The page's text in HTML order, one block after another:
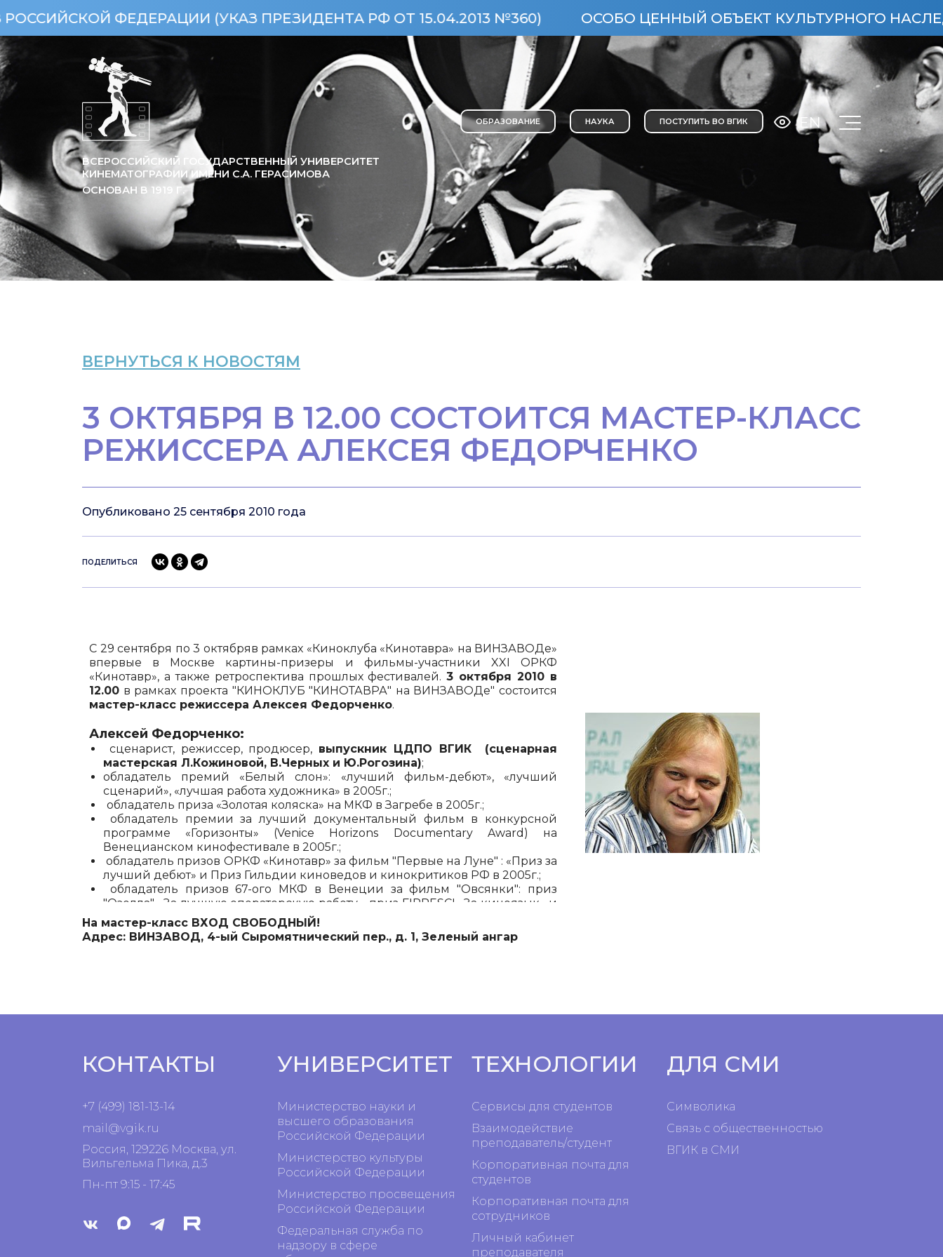
ФЕДЕРАЦИИ (УКАЗ ПРЕЗИДЕНТА РФ ОТ 15.04.2013 №360) ОСОБО ЦЕННЫЙ ОБЪЕКТ КУЛЬТУРНОГО НАСЛЕДИЯ
ВСЕРОССИЙСКИЙ ГОСУДАРСТВЕННЫЙ УНИВЕРСИТЕТ
КИНЕМАТОГРАФИИ ИМЕНИ С.А. ГЕРАСИМОВА
ОСНОВАН В 1919 Г.
ОБРАЗОВАНИЕ НАУКА ПОСТУПИТЬ ВО ВГИК EN
ВЕРНУТЬСЯ К НОВОСТЯМ
3 ОКТЯБРЯ В 12.00 СОСТОИТСЯ МАСТЕР-КЛАСС
РЕЖИССЕРА АЛЕКСЕЯ ФЕДОРЧЕНКО
Опубликовано 25 сентября 2010 года
ПОДЕЛИТЬСЯ
С 29 сентября по 3 октябряв рамках «Киноклуба «Кинотавра» на ВИНЗАВОДе»
впервые в Москве картины-призеры и фильмы-участники XXI ОРКФ
«Кинотавр», а также ретроспектива прошлых фестивалей.3 октября 2010 в
12.00 в рамках проекта "КИНОКЛУБ "КИНОТАВРА" на ВИНЗАВОДе" состоится
мастер-класс режиссера Алексея Федорченко.
Алексей Федорченко:
сценарист, режиссер, продюсер, выпускник ЦДПО ВГИК (сценарная
мастерская Л.Кожиновой, В.Черных и Ю.Рогозина);
обладатель премий «Белый слон»: «лучший фильм-дебют», «лучший
сценарий», «лучшая работа художника» в 2005г.;
обладатель приза «Золотая коляска» на МКФ в Загребе в 2005г.;
обладатель премии за лучший документальный фильм в конкурсной
программе «Горизонты» (Venice Horizons Documentary Award) на
Венецианском кинофестивале в 2005г.;
обладатель призов ОРКФ «Кинотавр» за фильм "Первые на Луне" : «Приз за
лучший дебют» и Приз Гильдии киноведов и кинокритиков РФ в 2005г.;
обладатель призов 67-ого МКФ в Венеции за фильм "Овсянки": приз
"Озелла" «За лучшую операторскую работу», приз FIPRESCI «За киноязык» и
приз экуменического жюри в 2010г.;
На мастер-класс ВХОД СВОБОДНЫЙ!
Адрес: ВИНЗАВОД, 4-ый Сыромятнический пер., д. 1, Зеленый ангар
КОНТАКТЫ
+7 (499) 181-13-14
mail@vgik.ru
Россия, 129226 Москва, ул.
Вильгельма Пика, д.3
Пн-пт 9:15 - 17:45
УНИВЕРСИТЕТ
Министерство науки и
высшего образования
Российской Федерации
Министерство культуры
Российской Федерации
Министерство просвещения
Российской Федерации
Федеральная служба по
надзору в сфере
ТЕХНОЛОГИИ
Сервисы для студентов
Взаимодействие
преподаватель/студент
Корпоративная почта для
студентов
Корпоративная почта для
сотрудников
Личный кабинет
преподавателя
ДЛЯ СМИ
Символика
Связь с общественностью
ВГИК в СМИ